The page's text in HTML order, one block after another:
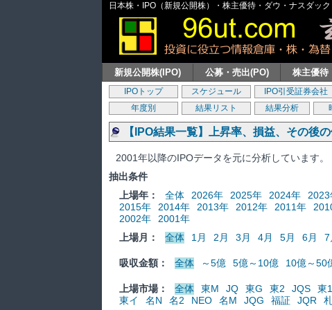
日本株・IPO（新規公開株）・株主優待・ダウ・ナスダッ
新規公開株(IPO) 公募・売出(PO) 株主優待
IPOトップ スケジュール IPO引受証券会社
年度別
結果リスト 結果分析
【IPO結果一覧】上昇率、損益、その後
2001年以降のIPOデータを元に分析しています。
抽出条件
上場年：
全体 2026年 2025年 2024年 2023
2015年
2014年 2013年 2012年 2011年
2002年
2001年
上場月：
全体 1月 2月 3月 4月 5月 6月 7
吸収金額： 全体 ～5億 5億～10億 10億～50
上場市場： 全体 東M JQ 東G 東2 JQS 東1
東イ
名N 名2 NEO 名M JQG 福証 JQR